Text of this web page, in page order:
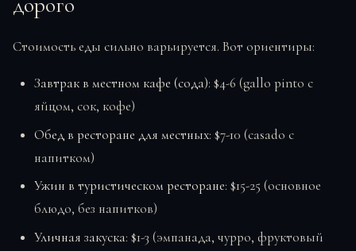
Стоимость еды сильно варьируется. Вот ориентиры:
Завтрак в местном кафе (сода): $4-6 (gallo pinto с
яйцом, сок, кофе)
Обед в ресторане для местных: $7-10 (casado с
напитком)
Ужин в туристическом ресторане: $15-25 (основное
блюдо, без напитков)
Уличная закуска: $1-3 (эмпанада, чурро, фруктовый